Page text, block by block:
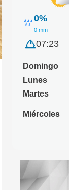
0%
0 mm
07:23
Domingo
Lunes
Martes
Miércoles